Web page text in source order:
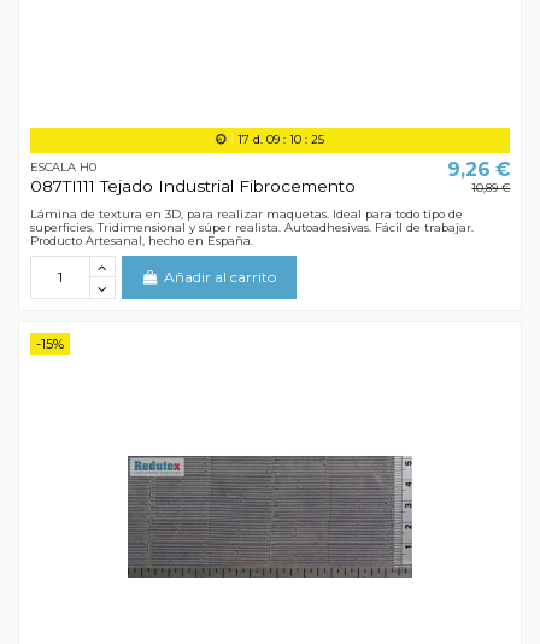
17 d. 09: 10: 24
ESCALA H0
087TI111 Tejado Industrial Fibrocemento
9,26 €
10,89 €
Lámina de textura en 3D, para realizar maquetas. Ideal para todo tipo de
superficies. Tridimensional y súper realista. Autoadhesivas. Fácil de trabajar.
Producto Artesanal, hecho en España.
Añadir al carrito
-15%